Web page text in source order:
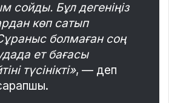
сойды. Бұл дегеніңіз
көп сатып
болмаған соң
ет бағасы
түсінікті», — деп
сарапшы.